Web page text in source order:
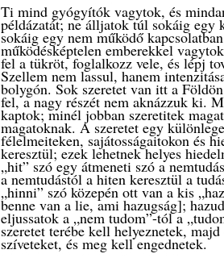
Ti mind gyógyítók vagytok, és
példázatát; ne álljatok túl sokáig
sokáig egy nem működő
működésképtelen emberekkel
fel a tükröt, foglalkozz vele, és lépj
Szellem nem lassul, hanem
bolygón. Sok szeretet van itt a
fel, a nagy részét nem aknázzuk ki.
kaptok; minél jobban szeretitek
magatoknak. A szeretet egy
félelmeiteken, sajátosságaitokon és
keresztül; ezek lehetnek helyes
„hit” szó egy átmeneti szó a
a nemtudástól a hiten keresztül a
„hinni” szó közepén ott van a kis
benne van a lie, ami hazugság];
eljussatok a „nem tudom”-tól a
szeretet terébe kell helyeznetek,
szíveteket, és meg kell engednetek.